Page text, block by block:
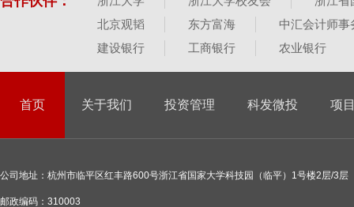
北京观韬
东方富海
中汇会计师事
建设银行
工商银行 农业银行
首页 关于我们 投资管理 科发微投 项
公司地址：杭州市临平区红丰路600号浙江省国家大学科技园（临平）1号楼2层/3层
邮政编码：310003